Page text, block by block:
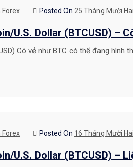
Forex Posted On 25 Tháng Mười
U.S. Dollar (BTCUSD) –
Có vẻ như BTC có thể đang hình
Forex Posted On 16 Tháng Mười
U.S. Dollar (BTCUSD) –